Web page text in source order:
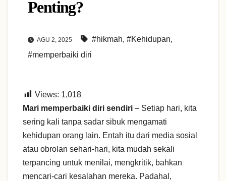
Penting?
AGU 2, 2025 #hikmah, #Kehidupan,
#memperbaiki diri
Views: 1,018
Mari memperbaiki diri sendiri – Setiap hari, kita
sering kali tanpa sadar sibuk mengamati
kehidupan orang lain. Entah itu dari media sosial
atau obrolan sehari-hari, kita mudah sekali
terpancing untuk menilai, mengkritik, bahkan
mencari-cari kesalahan mereka. Padahal,